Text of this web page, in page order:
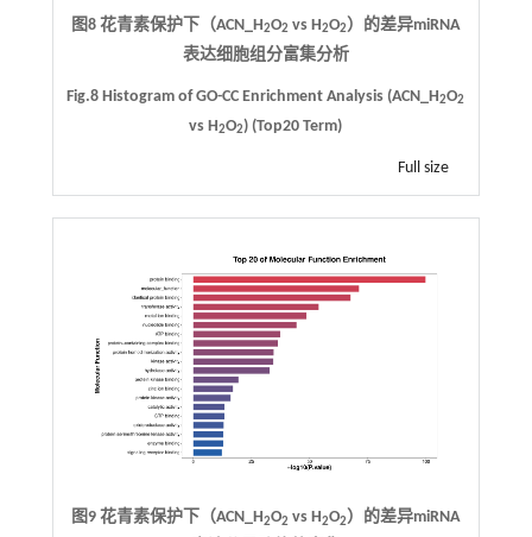
图8 花青素保护下（ACN_H2O2 vs H2O2）的差异miRNA
表达细胞组分富集分析
Fig.8 Histogram of GO-CC Enrichment Analysis (ACN_H2O2
vs H2O2) (Top20 Term)
Full size
图9 花青素保护下（ACN_H2O2 vs H2O2）的差异miRNA